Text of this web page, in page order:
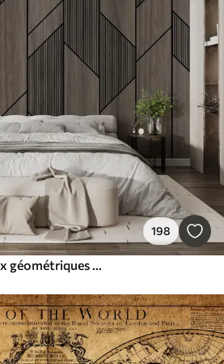
198
Papiers peints Panneaux géométriques avec texture bois